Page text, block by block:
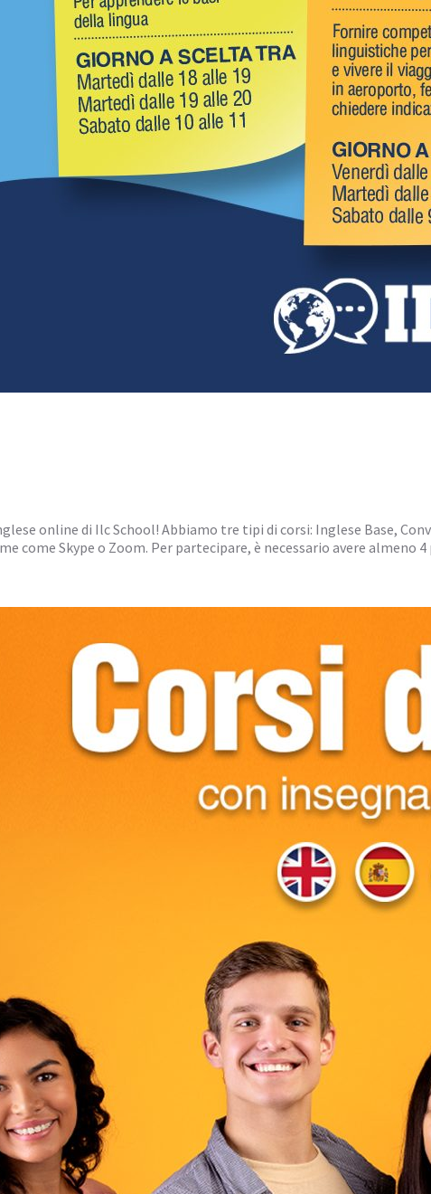
online di Ilc School! Abbiamo tre tipi di corsi: Inglese Base,
come Skype o Zoom. Per partecipare, è necessario avere